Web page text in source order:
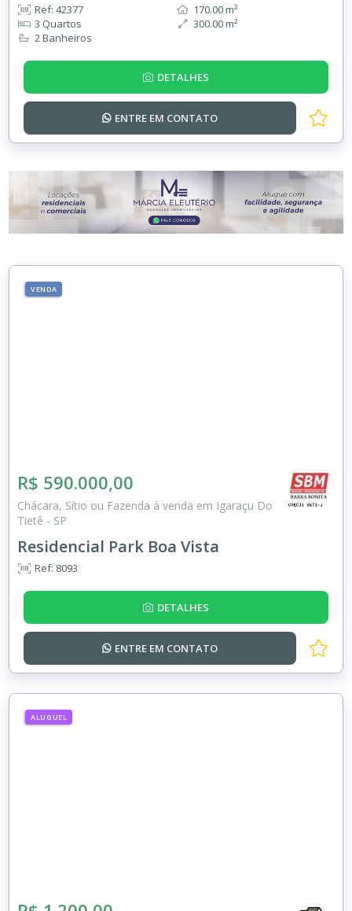
Ref: 42377
3 Quartos
2 Banheiros
170.00 m²
300.00 m²
DETALHES
ENTRE EM CONTATO
VENDA
R$ 590.000,00
Chácara, Sítio ou Fazenda à venda em Igaraçu Do
Tietê - SP
Residencial Park Boa Vista
Ref: 8093
DETALHES
ENTRE EM CONTATO
ALUGUEL